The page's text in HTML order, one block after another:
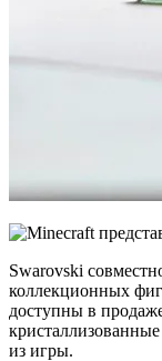
Swarovski
коллекционных
доступны в
из игры.